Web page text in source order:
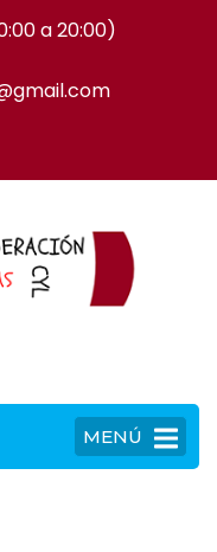
a 20:00)
MENÚ